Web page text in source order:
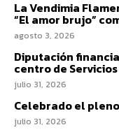
La Vendimia
“El amor brujo”
agosto 3, 2026
Diputación
centro de
julio 31, 2026
Celebrado el
julio 31, 2026